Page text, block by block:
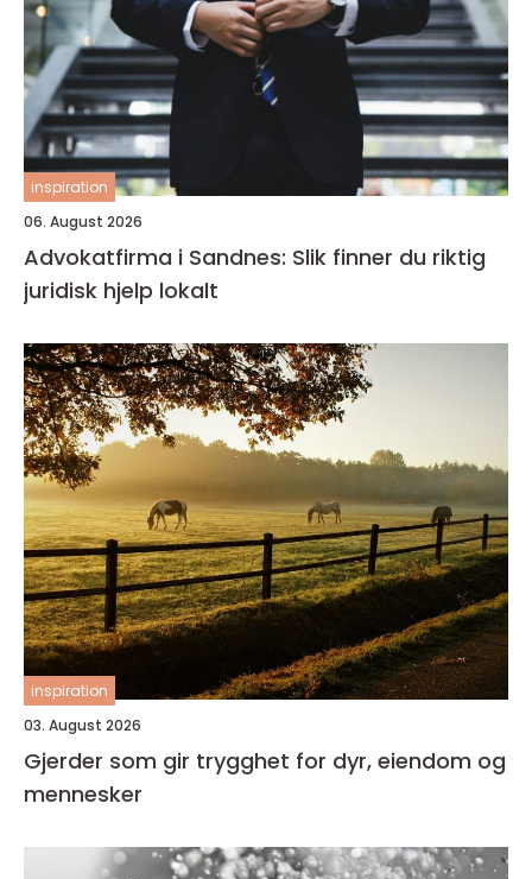
inspiration
06. August 2026
Advokatfirma i Sandnes: Slik finner du riktig
juridisk hjelp lokalt
inspiration
03. August 2026
Gjerder som gir trygghet for dyr, eiendom og
mennesker